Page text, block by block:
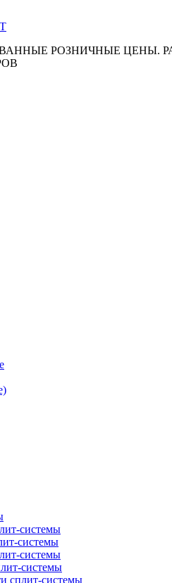
РОЗНИЧНЫЕ ЦЕНЫ.
системы
системы
системы
системы
сплит-системы